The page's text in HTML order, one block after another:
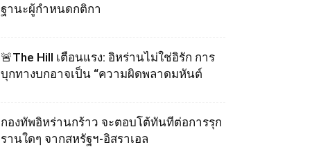
ฐานะผู้กำหนดกติกา
🚨The Hill เตือนแรง: อิหร่านไม่ใช่อิรัก การ
บุกทางบกอาจเป็น “ความผิดพลาดมหันต์
กองทัพอิหร่านกร้าว จะตอบโต้ทันทีต่อการรุก
รานใดๆ จากสหรัฐฯ-อิสราเอล